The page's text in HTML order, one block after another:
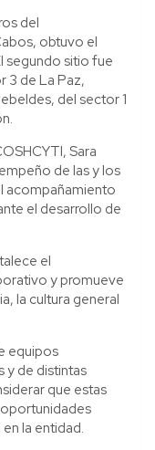
del
obtuvo el
segundo sitio fue
3 de La Paz,
del sector 1
Sara
de las y los
acompañamiento
el desarrollo de
el
y promueve
la cultura general
equipos
y de distintas
que estas
la entidad.